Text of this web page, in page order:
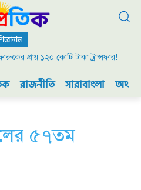
প্রায় ১২০ কোটি টাকা ট্রান্সফার!
এবং ভারতের যুদ্ধ প্রস্তুতি
রাজনীতি সারাবাংলা
৫৭তম